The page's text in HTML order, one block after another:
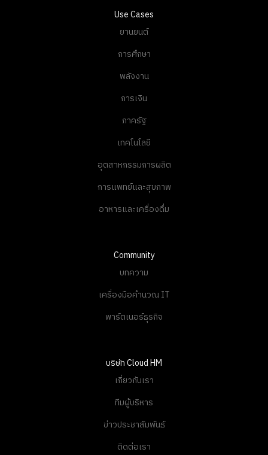
Use Cases
ยานยนต์
การศึกษา
พลังงาน
การเงิน
ภาครัฐ
เทคโนโลยี
อุตสาหกรรมการผลิต
การแพทย์และสุขภาพ
อาหารและเครื่องดื่ม
Community
บทความ
เครื่องมือคำนวณ IT
พาร์ตเนอร์ธุรกิจ
บริษัท Cloud HM
เกี่ยวกับเรา
ทีมผู้บริหาร
ข่าวประชาสัมพันธ์
ติดต่อเรา